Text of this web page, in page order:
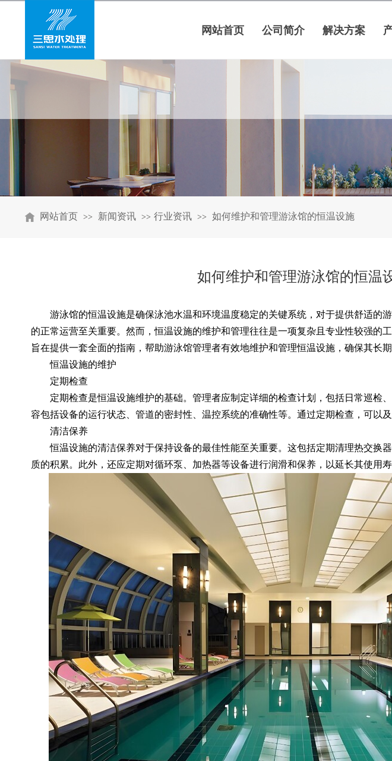
网站首页 公司简介 解决方案
网站首页 >> 新闻资讯 >> 行业资讯 >> 如何维护和管理游泳馆的恒温设施
如何维护和管理游泳馆的恒温
游泳馆的恒温设施是确保泳池水温和环境温度稳定的关键系统，对于提供舒适的
的正常运营至关重要。然而，恒温设施的维护和管理往往是一项复杂且专业性较强的
旨在提供一套全面的指南，帮助游泳馆管理者有效地维护和管理恒温设施，确保其长期
恒温设施的维护
定期检查
定期检查是恒温设施维护的基础。管理者应制定详细的检查计划，包括日常巡检
容包括设备的运行状态、管道的密封性、温控系统的准确性等。通过定期检查，可以
清洁保养
恒温设施的清洁保养对于保持设备的最佳性能至关重要。这包括定期清理热交换
质的积累。此外，还应定期对循环泵、加热器等设备进行润滑和保养，以延长其使用寿